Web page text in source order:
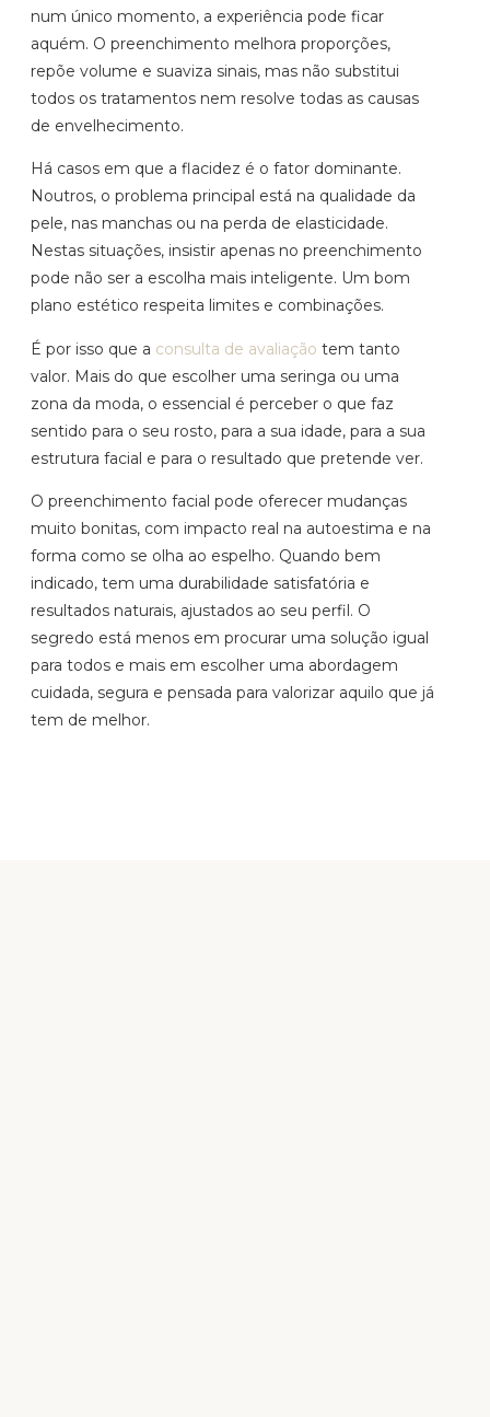
num único momento, a experiência pode ficar
aquém. O preenchimento melhora proporções,
repõe volume e suaviza sinais, mas não substitui
todos os tratamentos nem resolve todas as causas
de envelhecimento.
Há casos em que a flacidez é o fator dominante.
Noutros, o problema principal está na qualidade da
pele, nas manchas ou na perda de elasticidade.
Nestas situações, insistir apenas no preenchimento
pode não ser a escolha mais inteligente. Um bom
plano estético respeita limites e combinações.
É por isso que a consulta de avaliação tem tanto
valor. Mais do que escolher uma seringa ou uma
zona da moda, o essencial é perceber o que faz
sentido para o seu rosto, para a sua idade, para a sua
estrutura facial e para o resultado que pretende ver.
O preenchimento facial pode oferecer mudanças
muito bonitas, com impacto real na autoestima e na
forma como se olha ao espelho. Quando bem
indicado, tem uma durabilidade satisfatória e
resultados naturais, ajustados ao seu perfil. O
segredo está menos em procurar uma solução igual
para todos e mais em escolher uma abordagem
cuidada, segura e pensada para valorizar aquilo que já
tem de melhor.